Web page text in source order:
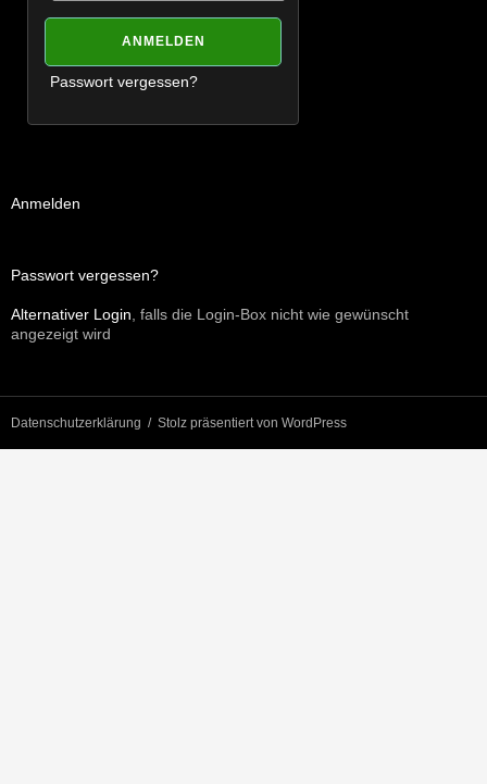
Passwort vergessen?
Anmelden
Passwort vergessen?
Alternativer Login , falls die Login-Box nicht wie gewünscht
angezeigt wird
Datenschutzerklärung Stolz präsentiert von WordPress